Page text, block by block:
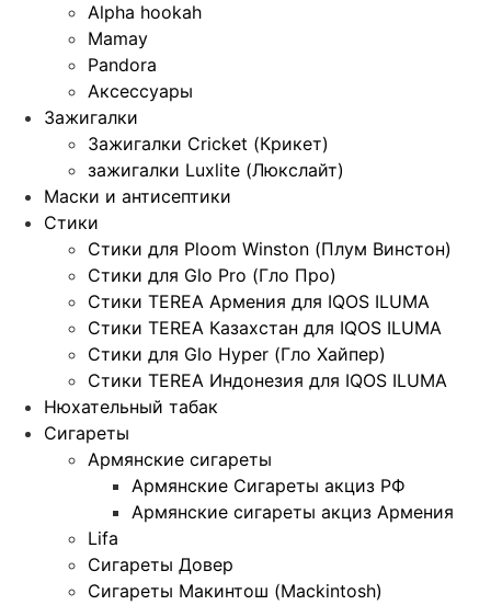
Alpha hookah
Mamay
Pandora
Аксессуары
Зажигалки
Зажигалки Cricket (Крикет)
зажигалки Luxlite (Люкслайт)
Маски и антисептики
Стики
Стики для Ploom Winston (Плум Винстон)
Стики для Glo Pro (Гло Про)
Стики TEREA Армения для IQOS ILUMA
Стики TEREA Казахстан для IQOS ILUMA
Стики для Glo Hyper (Гло Хайпер)
Стики TEREA Индонезия для IQOS ILUMA
Нюхательный табак
Сигареты
Армянские сигареты
Армянские Сигареты акциз РФ
Армянские сигареты акциз Армения
Lifa
Сигареты Довер
Сигареты Макинтош (Mackintosh)